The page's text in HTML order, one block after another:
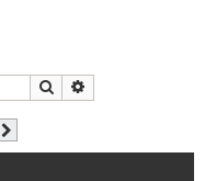
Rechercher